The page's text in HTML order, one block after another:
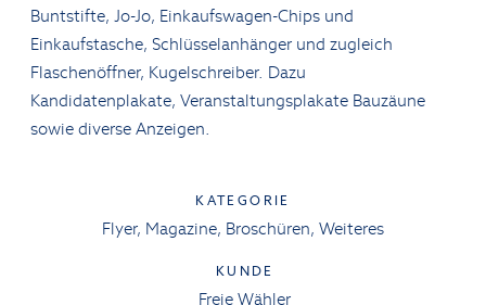
Buntstifte, Jo-Jo, Einkaufswagen-Chips und
Einkaufstasche, Schlüsselanhänger und zugleich
Flaschenöffner, Kugelschreiber. Dazu
Kandidatenplakate, Veranstaltungsplakate Bauzäune
sowie diverse Anzeigen.
KATEGORIE
Flyer, Magazine, Broschüren, Weiteres
KUNDE
Freie Wähler